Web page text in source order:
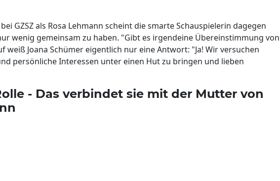
GZSZ als Rosa Lehmann scheint die smarte Schauspielerin dagegen
wenig gemeinsam zu haben. "Gibt es irgendeine Übereinstimmung von
weiß Joana Schümer eigentlich nur eine Antwort: "Ja! Wir versuchen
persönliche Interessen unter einen Hut zu bringen und lieben
- Das verbindet sie mit der Mutter von